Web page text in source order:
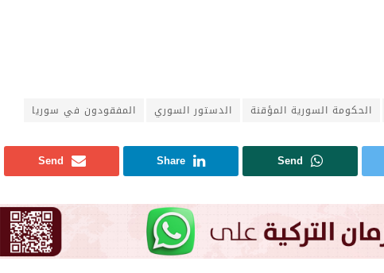
الحكومة السورية المؤقنة الدستور السوري المفقودون في سوريا
Send
Share
Send